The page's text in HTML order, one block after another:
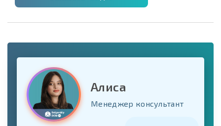
Алиса
Менеджер консультант